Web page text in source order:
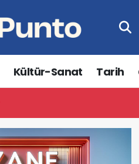
Kültür-Sanat Tarih